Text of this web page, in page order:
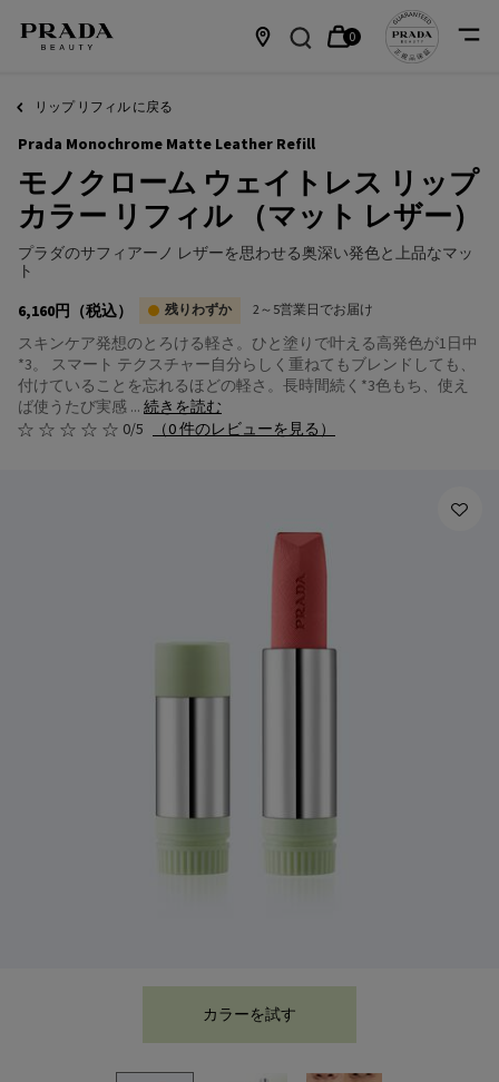
情
0
0 カート内の製品
リップ リフィル に戻る
Prada Monochrome Matte Leather Refill
モノクローム ウェイトレス リップ
カラー リフィル （マット レザー）
プラダのサフィアーノ レザーを思わせる奥深い発色と上品なマッ
ト
6,160円 （税込） 残りわずか 2～5営業日でお届け
スキンケア発想のとろける軽さ。ひと塗りで叶える高発色が1日中
*3。 スマート テクスチャー自分らしく重ねてもブレンドしても、
付けていることを忘れるほどの軽さ。長時間続く*3色もち、使え
ば使うたび実感 ... 続きを読む
0/5 （0 件のレビューを見る）
カラーを試す